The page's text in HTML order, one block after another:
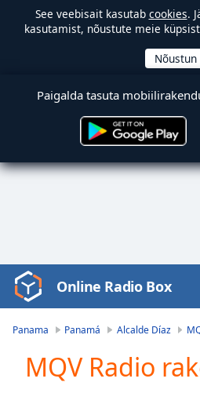
See veebisait kasutab cookies.
kasutamist, nõustute meie
Paigalda tasuta
Video
Player
Play
Video
Online Radio Box
Panama Panamá Alcalde Díaz
MQV Radio